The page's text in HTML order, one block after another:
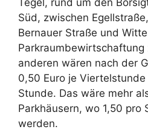
Süd, zwischen
Bernauer Straße und
Parkraumbewirtschaftung
anderen wären nach der
0,50 Euro je
Stunde. Das wäre mehr
Parkhäusern, wo 1,50 pro
werden.